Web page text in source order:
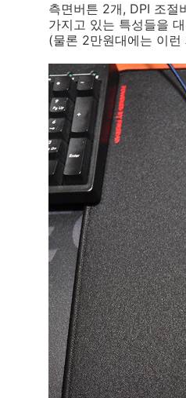
측면버튼 2개, DPI 조절
가지고 있는 특성들을
(물론 2만원대에는 이